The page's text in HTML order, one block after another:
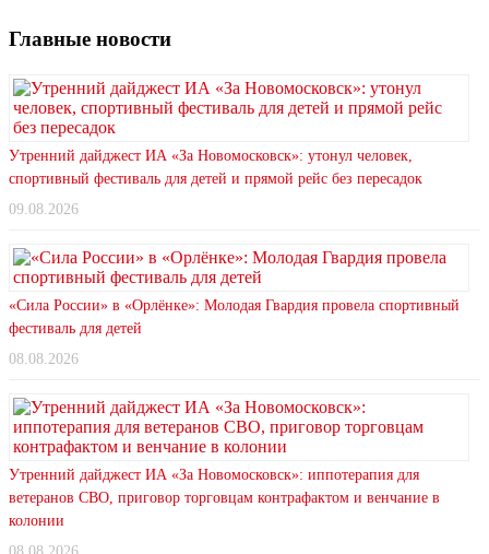
Главные новости
Утренний дайджест ИА «За Новомосковск»: утонул человек,
спортивный фестиваль для детей и прямой рейс без пересадок
09.08.2026
«Сила России» в «Орлёнке»: Молодая Гвардия провела спортивный
фестиваль для детей
08.08.2026
Утренний дайджест ИА «За Новомосковск»: иппотерапия для
ветеранов СВО, приговор торговцам контрафактом и венчание в
колонии